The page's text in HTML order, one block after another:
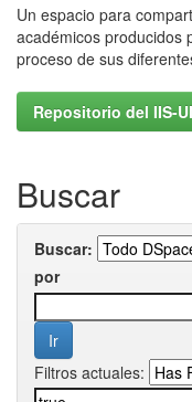
Un espacio para
académicos producidos
proceso de sus
Repositorio del IIS-
Buscar
Buscar:
por
Filtros actuales: